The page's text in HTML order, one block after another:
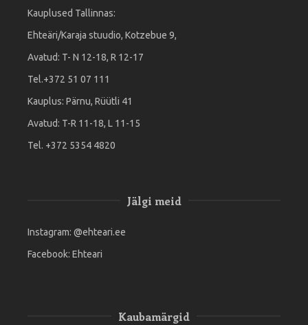
Kauplused Tallinnas:
Ehteäri/Karaja stuudio, Kotzebue 9,
Avatud: T- N 12-18, R 12-17
Tel.+372 51 07 111
Kauplus: Pärnu, Rüütli 41
Avatud: T-R 11-18, L 11-15
Tel. +372 5354 4820
Jälgi meid
Instagram: @ehteari.ee
Facebook: Ehteari
Kaubamärgid